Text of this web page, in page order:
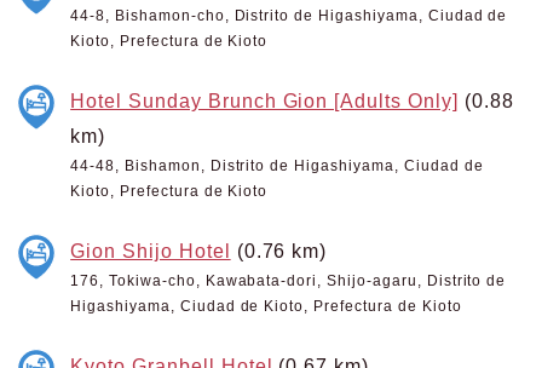
44-8, Bishamon-cho, Distrito de Higashiyama, Ciudad de
Kioto, Prefectura de Kioto
Hotel Sunday Brunch Gion [Adults Only] (0.88
km)
44-48, Bishamon, Distrito de Higashiyama, Ciudad de
Kioto, Prefectura de Kioto
Gion Shijo Hotel (0.76 km)
176, Tokiwa-cho, Kawabata-dori, Shijo-agaru, Distrito de
Higashiyama, Ciudad de Kioto, Prefectura de Kioto